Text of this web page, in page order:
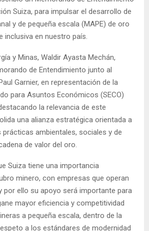
Suiza, para impulsar el desarrollo de
y de pequeña escala (MAPE) de oro
inclusiva en nuestro país.
y Minas, Waldir Ayasta Mechán,
de Entendimiento junto al
Garnier, en representación de la
para Asuntos Económicos (SECO)
la relevancia de este
una alianza estratégica orientada a
ambientales, sociales y de
de valor del oro.
Suiza tiene una importancia
minero, con empresas que operan
por ello su apoyo será importante para
mayor eficiencia y competitividad
a pequeña escala, dentro de la
a los estándares de modernidad